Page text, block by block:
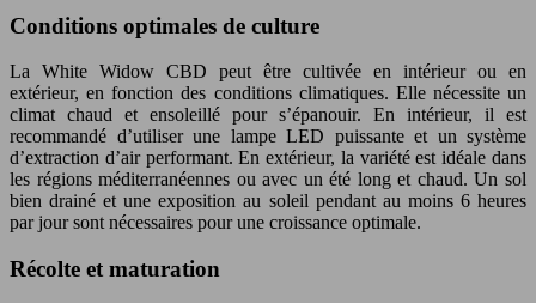
Conditions optimales de culture
La White Widow CBD peut être cultivée en intérieur ou en
extérieur, en fonction des conditions climatiques. Elle nécessite un
climat chaud et ensoleillé pour s’épanouir. En intérieur, il est
recommandé d’utiliser une lampe LED puissante et un système
d’extraction d’air performant. En extérieur, la variété est idéale dans
les régions méditerranéennes ou avec un été long et chaud. Un sol
bien drainé et une exposition au soleil pendant au moins 6 heures
par jour sont nécessaires pour une croissance optimale.
Récolte et maturation